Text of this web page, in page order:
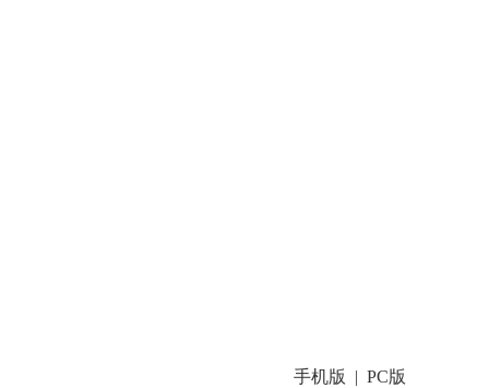
手机版 | PC版